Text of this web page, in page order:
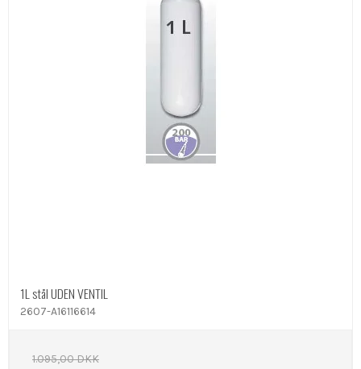
1L stål UDEN VENTIL
2607-A16116614
1.095,00 DKK